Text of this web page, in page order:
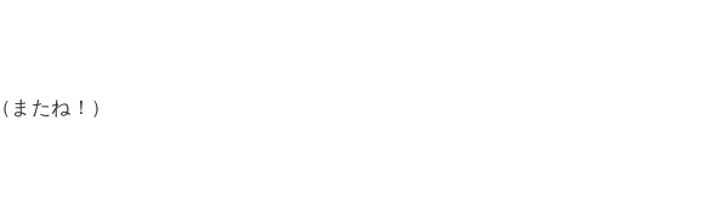
たね！）